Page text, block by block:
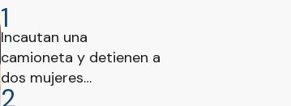
1
Incautan una
camioneta y detienen a
dos mujeres
paraguayas en el
2